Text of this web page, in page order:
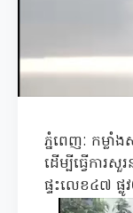
ភ្នំពេញៈ កម្ល
ដើម្បីធ្វើកា
ផ្ទះលេខ៤៧ ផ្លូ